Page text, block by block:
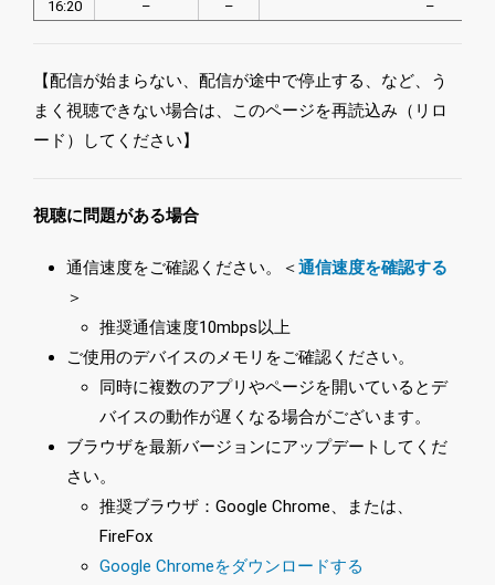
16:20
– – –
【配信が始まらない、配信が途中で停止する、など、う
まく視聴できない場合は、このページを再読込み（リロ
ード）してください】
視聴に問題がある場合
通信速度をご確認ください。＜通信速度を確認する
＞
推奨通信速度10mbps以上
ご使用のデバイスのメモリをご確認ください。
同時に複数のアプリやページを開いているとデ
バイスの動作が遅くなる場合がございます。
ブラウザを最新バージョンにアップデートしてくだ
さい。
推奨ブラウザ：Google Chrome、または、
FireFox
Google Chromeをダウンロードする